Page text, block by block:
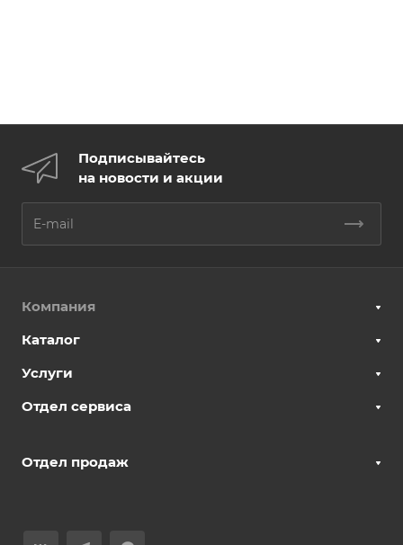
Подписывайтесь
на новости и акции
Компания
Каталог
Услуги
Отдел сервиса
Отдел продаж